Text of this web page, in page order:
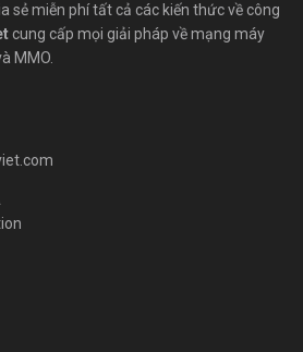
sẻ miễn phí tất cả các kiến thức về công
cung cấp mọi giải pháp về mạng máy
MMO.